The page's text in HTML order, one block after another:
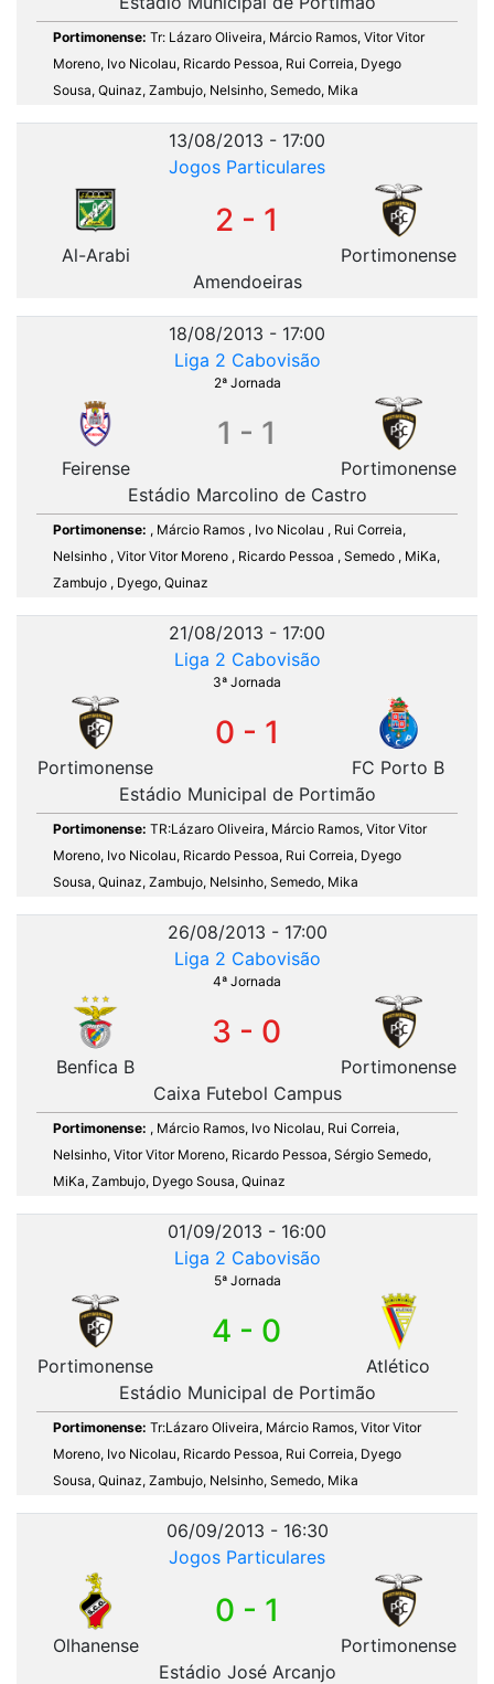
Portimonense: Tr: Lázaro Oliveira, Márcio Ramos, Vitor Vitor
Moreno, Ivo Nicolau, Ricardo Pessoa, Rui Correia, Dyego
Sousa, Quinaz, Zambujo, Nelsinho, Semedo, Mika
13/08/2013 - 17:00
Jogos Particulares
Al-Arabi
2 - 1
Portimonense
Amendoeiras
18/08/2013 - 17:00
Liga 2 Cabovisão
2ª Jornada
Feirense
1 - 1
Portimonense
Estádio Marcolino de Castro
Portimonense: , Márcio Ramos , Ivo Nicolau , Rui Correia,
Nelsinho , Vitor Vitor Moreno , Ricardo Pessoa , Semedo , MiKa,
Zambujo , Dyego, Quinaz
21/08/2013 - 17:00
Liga 2 Cabovisão
3ª Jornada
Portimonense
0 - 1
FC Porto B
Estádio Municipal de Portimão
Portimonense: TR:Lázaro Oliveira, Márcio Ramos, Vitor Vitor
Moreno, Ivo Nicolau, Ricardo Pessoa, Rui Correia, Dyego
Sousa, Quinaz, Zambujo, Nelsinho, Semedo, Mika
26/08/2013 - 17:00
Liga 2 Cabovisão
4ª Jornada
Benfica B
3 - 0
Portimonense
Caixa Futebol Campus
Portimonense: , Márcio Ramos, Ivo Nicolau, Rui Correia,
Nelsinho, Vitor Vitor Moreno, Ricardo Pessoa, Sérgio Semedo,
MiKa, Zambujo, Dyego Sousa, Quinaz
01/09/2013 - 16:00
Liga 2 Cabovisão
5ª Jornada
Portimonense
4 - 0
Atlético
Estádio Municipal de Portimão
Portimonense: Tr:Lázaro Oliveira, Márcio Ramos, Vitor Vitor
Moreno, Ivo Nicolau, Ricardo Pessoa, Rui Correia, Dyego
Sousa, Quinaz, Zambujo, Nelsinho, Semedo, Mika
06/09/2013 - 16:30
Jogos Particulares
Olhanense
0 - 1
Portimonense
Estádio José Arcanjo